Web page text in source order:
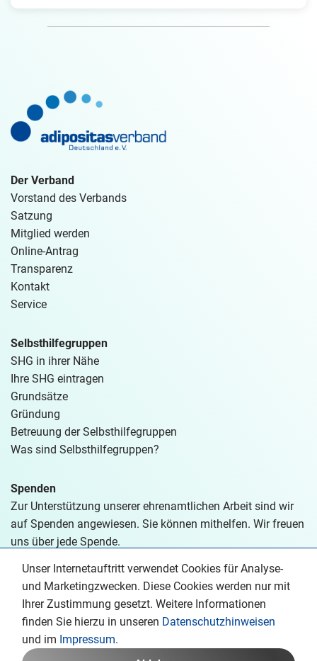
Der Verband
Vorstand des Verbands
Satzung
Mitglied werden
Online-Antrag
Transparenz
Kontakt
Service
Selbsthilfegruppen
SHG in ihrer Nähe
Ihre SHG eintragen
Grundsätze
Gründung
Betreuung der Selbsthilfegruppen
Was sind Selbsthilfegruppen?
Spenden
Zur Unterstützung unserer ehrenamtlichen Arbeit sind wir
auf Spenden angewiesen. Sie können mithelfen. Wir freuen
uns über jede Spende.
Spenden
Unser Internetauftritt verwendet Cookies für Analyse-
und Marketingzwecken. Diese Cookies werden nur mit
Ihrer Zustimmung gesetzt. Weitere Informationen
finden Sie hierzu in unseren Datenschutzhinweisen
und im Impressum.